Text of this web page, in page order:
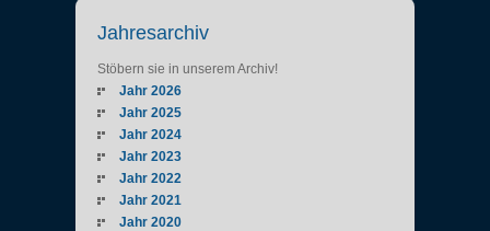
Jahresarchiv
Stöbern sie in unserem Archiv!
Jahr 2026
Jahr 2025
Jahr 2024
Jahr 2023
Jahr 2022
Jahr 2021
Jahr 2020